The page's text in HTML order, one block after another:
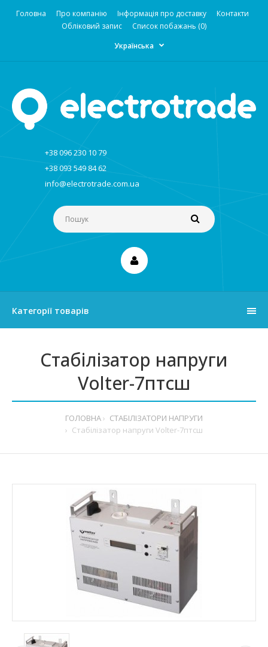
Головна Про компанію Інформація про доставку
Контакти
Обліковий запис
Список побажань (0)
Українська
+38 096 230 10 79
+38 093 549 84 62
info@electrotrade.com.ua
Категорії товарів
Стабілізатор напруги
Volter-7птcш
ГОЛОВНА
СТАБІЛІЗАТОРИ НАПРУГИ
Стабілізатор напруги Volter-7птcш